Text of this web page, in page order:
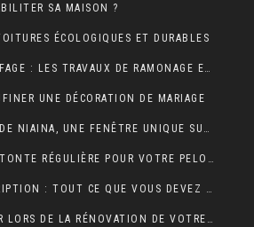
SA MAISON ?
ÉCOLOGIQUES ET DURABLES
ENTRETIEN DE CHAUFFAGE : LES TRAVAUX DE RAMONAGE EN DÉTAIL
UNE DÉCORATION DE MARIAGE
DÉCOUVREZ LE BLOG DE NIAINA, UNE FENÊTRE UNIQUE SUR MADAGASCAR
LES BIENFAITS DE LA TONTE RÉGULIÈRE POUR VOTRE PELOUSE
SERVICES DE TRANSCRIPTION : TOUT CE QUE VOUS DEVEZ SAVOIR
LES ERREURS À ÉVITER LORS DE LA RÉNOVATION DE VOTRE TOITURE